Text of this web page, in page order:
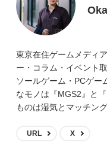
東京在住ゲームメディ
ー・コラム・イベント
ソールゲーム・PCゲー
なモノは『MGS2』と
ものは湿気とマッチング
URL X